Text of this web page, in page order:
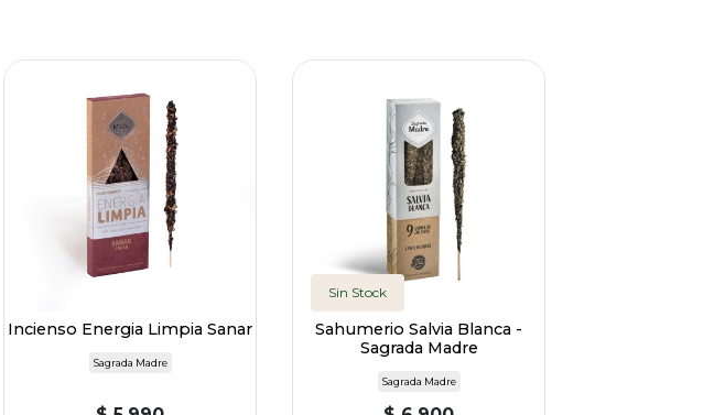
Incienso Energia Limpia Sanar
Sagrada Madre
Sin Stock
Sahumerio Salvia Blanca -
Sagrada Madre
Sagrada Madre